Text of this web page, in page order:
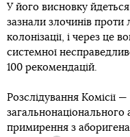
У його висновку
зазнали злочинів проти
колонізації, і через це
системної
100 рекомендацій.
Розслідування Комісії
загальнонаціонального
примирення з